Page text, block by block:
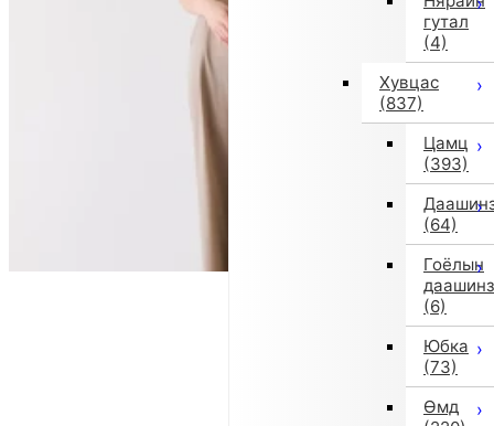
гутал
(4)
Хувцас
(837)
Цамц
(393)
(64)
Гоёлын
даашинз
(6)
Юбка
(73)
Өмд